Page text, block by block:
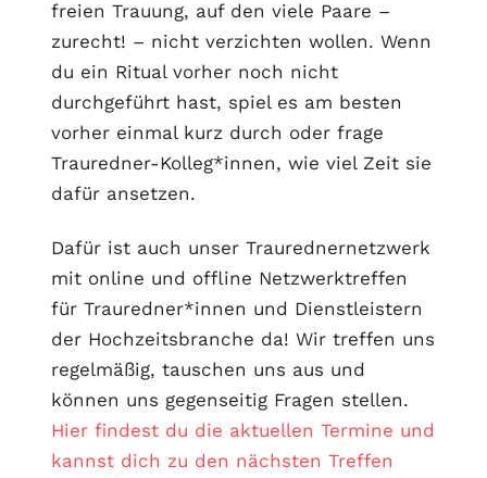
freien Trauung, auf den viele Paare –
zurecht! – nicht verzichten wollen. Wenn
du ein Ritual vorher noch nicht
durchgeführt hast, spiel es am besten
vorher einmal kurz durch oder frage
Trauredner-Kolleg*innen, wie viel Zeit sie
dafür ansetzen.
Dafür ist auch unser Traurednernetzwerk
mit online und offline Netzwerktreffen
für Trauredner*innen und Dienstleistern
der Hochzeitsbranche da! Wir treffen uns
regelmäßig, tauschen uns aus und
können uns gegenseitig Fragen stellen.
Hier findest du die aktuellen Termine und
kannst dich zu den nächsten Treffen